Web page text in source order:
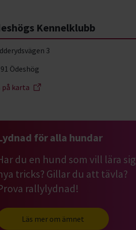
Kennelklubb
3
Ödeshög
på karta
för alla hundar
du en hund som vill lära sig
tricks? Gillar du att tävla?
rallylydnad!
Läs mer om ämnet